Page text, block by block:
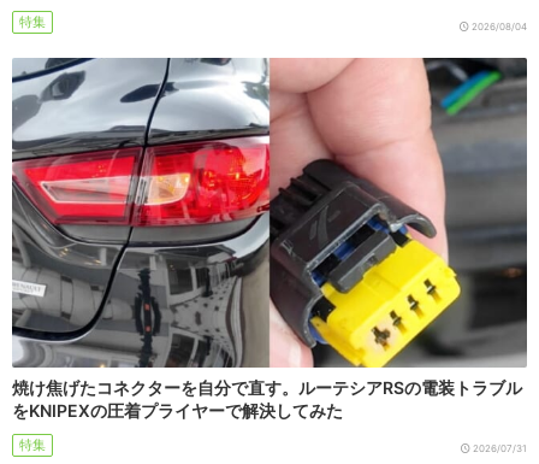
特集 2026/08/04
焼け焦げたコネクターを自分で直す。ルーテシアRSの電装トラブル
をKNIPEXの圧着プライヤーで解決してみた
特集 2026/07/31